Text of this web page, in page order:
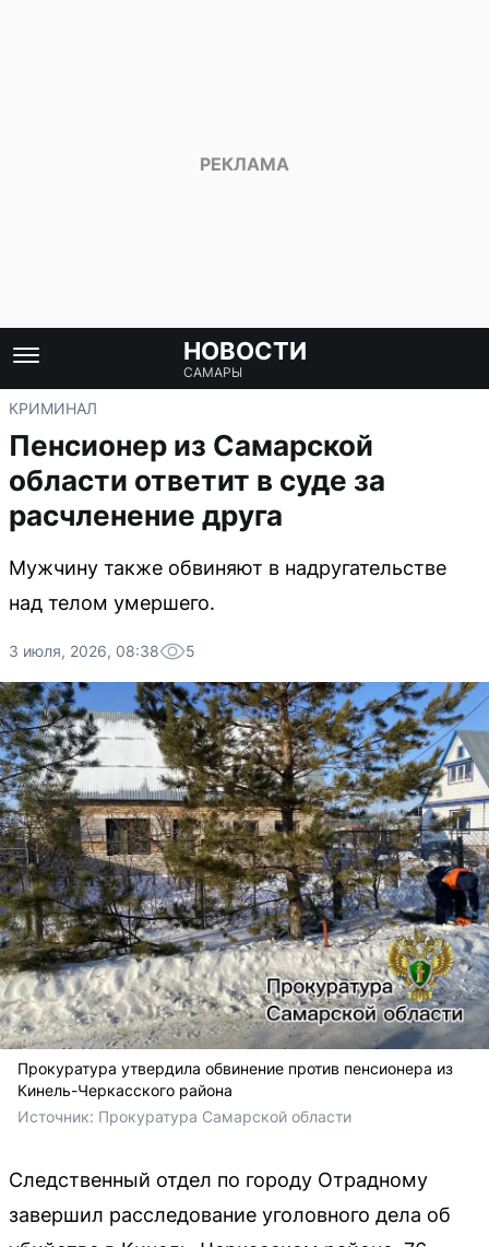
НОВОСТИ
САМАРЫ
КРИМИНАЛ
Пенсионер из Самарской
области ответит в суде за
расчленение друга
Мужчину также обвиняют в надругательстве
над телом умершего.
3 июля, 2026, 08:38 5
Прокуратура утвердила обвинение против пенсионера из
Кинель-Черкасского района
Источник: Прокуратура Самарской области
Следственный отдел по городу Отрадному
завершил расследование уголовного дела об